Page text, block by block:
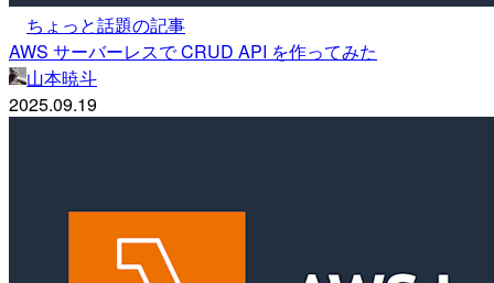
ちょっと話題の記事
AWS サーバーレスで CRUD API を作ってみた
山本暁斗
2025.09.19